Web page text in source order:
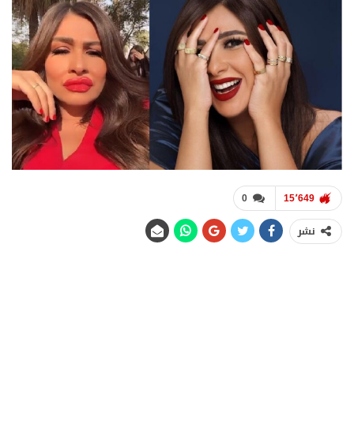
0 15٬649
نشر